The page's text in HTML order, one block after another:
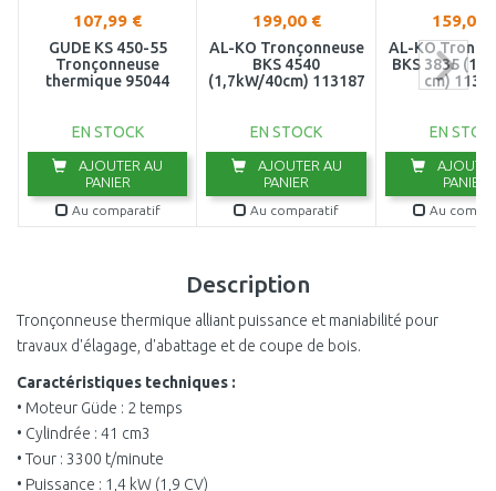
107,99 €
GÜDE KS 450-55
Tronçonneuse
thermique 95044
EN STOCK
AJOUTER AU
PANIER
Au comparatif
199,00 €
AL-KO Tronçonneuse
BKS 4540
(1,7kW/40cm) 113187
EN STOCK
AJOUTER AU
PANIER
Au comparatif
159,00
AL-KO
BKS 3835 (1,2
cm)
EN
PANIER
Au
Description
Tronçonneuse thermique alliant puissance et maniabilité pour
travaux d'élagage, d'abattage et de coupe de bois.
Caractéristiques techniques :
• Moteur Güde : 2 temps
• Cylindrée : 41 cm3
• Tour : 3300 t/minute
• Puissance : 1,4 kW (1,9 CV)